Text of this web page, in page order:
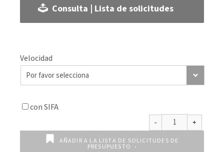
Consulta | Lista de solicitudes
Velocidad
con SIFA
AÑADIR A LA LISTA DE SOLICITUDES DE
PRESUPUESTO